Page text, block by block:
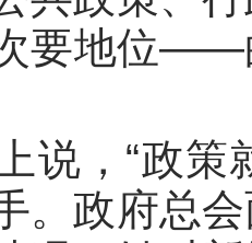
要地位——
，“政策
。政府总